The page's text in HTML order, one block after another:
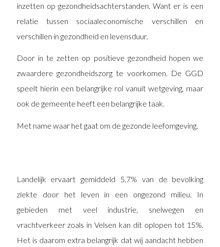
inzetten op gezondheidsachterstanden. Want er is een
relatie tussen sociaaleconomische verschillen en
verschillen in gezondheid en levensduur.
Door in te zetten op positieve gezondheid hopen we
zwaardere gezondheidszorg te voorkomen. De GGD
speelt hierin een belangrijke rol vanuit wetgeving, maar
ook de gemeente heeft een belangrijke taak.
Met name waar het gaat om de gezonde leefomgeving.
Landelijk ervaart gemiddeld 5,7% van de bevolking
ziekte door het leven in een ongezond milieu. In
gebieden met veel industrie, snelwegen en
vrachtverkeer zoals in Velsen kan dit oplopen tot 15%.
Het is daarom extra belangrijk dat wij aandacht hebben